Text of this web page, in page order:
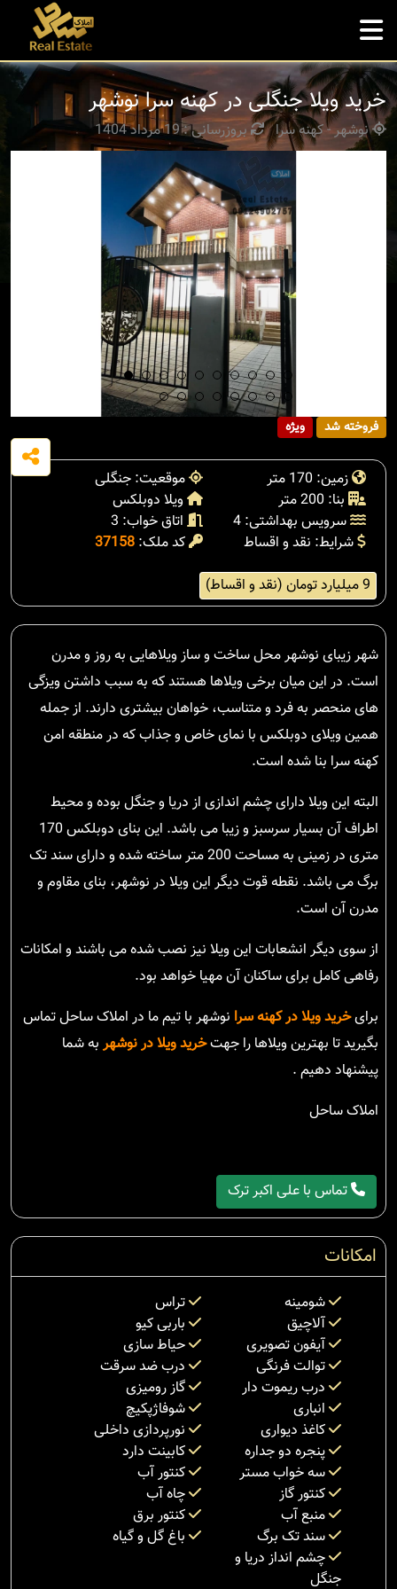
خرید ویلا جنگلی در کهنه سرا نوشهر
نوشهر - کهنه سرا بروزرسانی : 19 مرداد 1404
فروخته شد ویژه
زمین: 170 متر
موقعیت: جنگلی
بنا: 200 متر
ویلا دوبلکس
سرویس بهداشتی: 4
اتاق خواب: 3
شرایط: نقد و اقساط
کد ملک: 37158
9 میلیارد تومان (نقد و اقساط)
شهر زیبای نوشهر محل ساخت و ساز ویلاهایی به روز و مدرن
است. در این میان برخی ویلاها هستند که به سبب داشتن ویزگی
های منحصر به فرد و متناسب، خواهان بیشتری دارند. از جمله
همین ویلای دوبلکس با نمای خاص و جذاب که در منطقه امن
کهنه سرا بنا شده است.
البته این ویلا دارای چشم اندازی از دریا و جنگل بوده و محیط
اطراف آن بسیار سرسبز و زیبا می باشد. این بنای دوبلکس 170
متری در زمینی به مساحت 200 متر ساخته شده و دارای سند تک
برگ می باشد. نقطه قوت دیگر این ویلا در نوشهر، بنای مقاوم و
مدرن آن است.
از سوی دیگر انشعابات این ویلا نیز نصب شده می باشند و امکانات
رفاهی کامل برای ساکنان آن مهیا خواهد بود.
برایخرید ویلا در کهنه سرا نوشهر با تیم ما در املاک ساحل تماس
بگیرید تا بهترین ویلاها را جهتخرید ویلا در نوشهر به شما
پیشنهاد دهیم .
املاک ساحل
تماس با علی اکبر ترک
امکانات
شومینه
تراس
آلاچیق
باربی کیو
آیفون تصویری
حیاط سازی
توالت فرنگی
درب ضد سرقت
درب ریموت دار
گاز رومیزی
انباری
شوفاژپکیچ
کاغذ دیواری
نورپردازی داخلی
پنجره دو جداره
کابینت دارد
سه خواب مستر
کنتور آب
کنتور گاز
چاه آب
منبع آب
کنتور برق
سند تک برگ
باغ گل و گیاه
چشم انداز دریا و
جنگل